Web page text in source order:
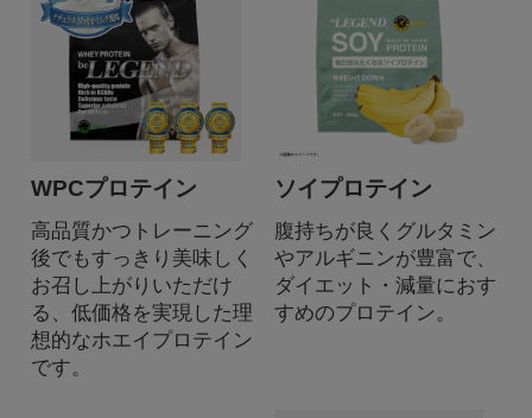
WPCプロテイン
高品質かつトレーニング
後でもすっきり美味しく
お召し上がりいただけ
る、低価格を実現した理
想的なホエイプロテイン
です。
ソイプロテイン
腹持ちが良くグルタミン
やアルギニンが豊富で、
ダイエット・減量におす
すめのプロテイン。